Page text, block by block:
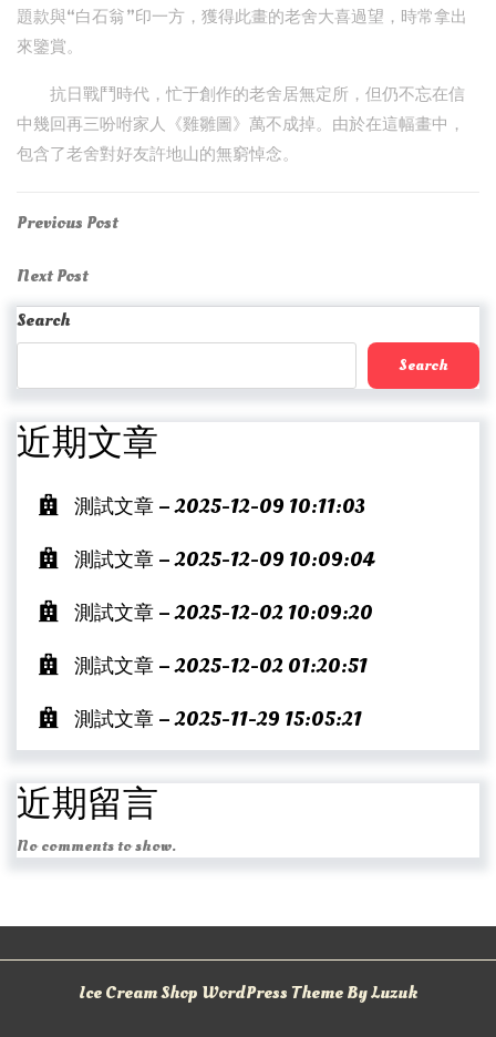
題款與“白石翁”印一方，獲得此畫的老舍大喜過望，時常拿出
來鑒賞。
抗日戰鬥時代，忙于創作的老舍居無定所，但仍不忘在信
中幾回再三吩咐家人《雞雛圖》萬不成掉。由於在這幅畫中，
包含了老舍對好友許地山的無窮悼念。
Post
navigation
Previous
Previous Post
Next
Post
Next Post
Search
Search
近期文章
測試文章 – 2025-12-09 10:11:03
測試文章 – 2025-12-09 10:09:04
測試文章 – 2025-12-02 10:09:20
測試文章 – 2025-12-02 01:20:51
測試文章 – 2025-11-29 15:05:21
近期留言
No comments to show.
Ice Cream Shop WordPress Theme By Luzuk